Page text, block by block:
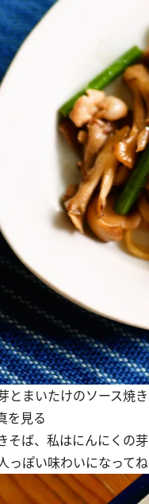
とまいたけのソース焼き
を見る
そば、私はにんにくの
っぽい味わいになって